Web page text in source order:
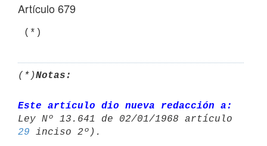
Artículo 679
(*)Notas:
Este artículo dio nueva redacción a:
29